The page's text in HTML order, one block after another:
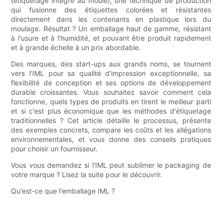
qui fusionne des étiquettes colorées et résistantes
directement dans les contenants en plastique lors du
moulage. Résultat ? Un emballage haut de gamme, résistant
à l'usure et à l'humidité, et pouvant être produit rapidement
et à grande échelle à un prix abordable.
Des marques, des start-ups aux grands noms, se tournent
vers l'IML pour sa qualité d'impression exceptionnelle, sa
flexibilité de conception et ses options de développement
durable croissantes. Vous souhaitez savoir comment cela
fonctionne, quels types de produits en tirent le meilleur parti
et si c'est plus économique que les méthodes d'étiquetage
traditionnelles ? Cet article détaille le processus, présente
des exemples concrets, compare les coûts et les allégations
environnementales, et vous donne des conseils pratiques
pour choisir un fournisseur.
Vous vous demandez si l'IML peut sublimer le packaging de
votre marque ? Lisez la suite pour le découvrir.
Qu'est-ce que l'emballage IML ?